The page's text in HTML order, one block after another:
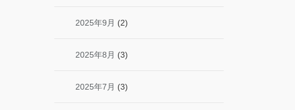
2025年9月 (2)
2025年8月 (3)
2025年7月 (3)